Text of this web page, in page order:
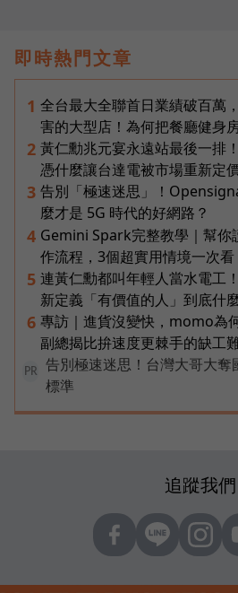
即時熱門文章
1 全台最大全聯首日業績破百萬
害的大型店！為何把餐廳健身
2 黃仁勳兆元宴永遠站最後一排
憑什麼讓台達電被市場重新定
3 告別「極速迷思」！
麼才是 5G 時代的好網路？
4 Gemini Spark完整教學｜幫你
作流程，3個超實用情境一次看
5 連黃仁勳都叫年輕人當水電工
新定義「有價值的人」到底什
6 專訪｜進貨沒變快，momo為
副總揭比拚速度更棘手的缺工
PR
告別極速迷思！台灣大哥大奪
標準
追蹤我們